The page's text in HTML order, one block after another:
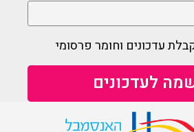
עדכונים וחומר פרסומי